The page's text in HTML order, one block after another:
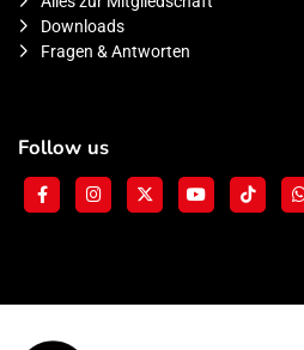
Downloads
Fragen & Antworten
Follow us